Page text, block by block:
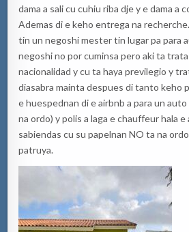
dama a sali cu cuhiu riba dje y e dama a
Ademas di e keho entrega na
tin un negoshi mester tin lugar pa para
negoshi no por cuminsa pero aki ta
nacionalidad y cu ta haya previlegio y
diasabra mainta despues di tanto keho
e huespednan di e airbnb a para un
na ordo) y polis a laga e chauffeur hala
sabiendas cu su papelnan NO ta na
patruya.